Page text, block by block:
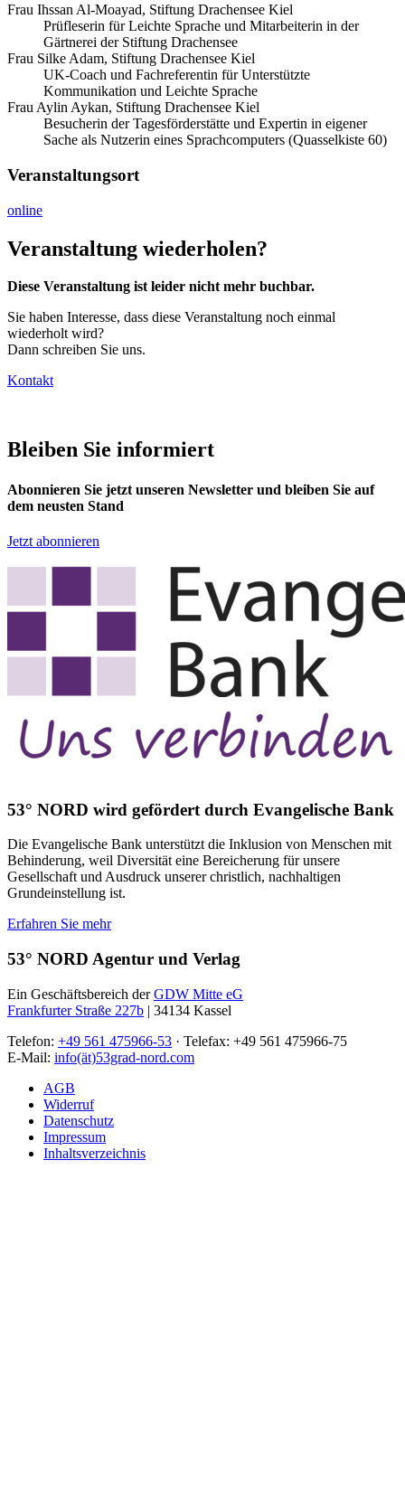
Frau Ihssan Al-Moayad, Stiftung Drachensee Kiel
Prüfleserin für Leichte Sprache und Mitarbeiterin in der
Gärtnerei der Stiftung Drachensee
Frau Silke Adam, Stiftung Drachensee Kiel
UK-Coach und Fachreferentin für Unterstützte
Kommunikation und Leichte Sprache
Frau Aylin Aykan, Stiftung Drachensee Kiel
Besucherin der Tagesförderstätte und Expertin in eigener
Sache als Nutzerin eines Sprachcomputers (Quasselkiste 60)
Veranstaltungsort
online
Veranstaltung wiederholen?
Diese Veranstaltung ist leider nicht mehr buchbar.
Sie haben Interesse, dass diese Veranstaltung noch einmal
wiederholt wird?
Dann schreiben Sie uns.
Kontakt
Bleiben Sie informiert
Abonnieren Sie jetzt unseren Newsletter und bleiben Sie auf
dem neusten Stand
Jetzt abonnieren
53° NORD wird gefördert durch Evangelische Bank
Die Evangelische Bank unterstützt die Inklusion von Menschen mit
Behinderung, weil Diversität eine Bereicherung für unsere
Gesellschaft und Ausdruck unserer christlich, nachhaltigen
Grundeinstellung ist.
Erfahren Sie mehr
53° NORD Agentur und Verlag
Ein Geschäftsbereich derGDW Mitte eG
Frankfurter Straße 227b | 34134 Kassel
Telefon: +49 561 475966-53 · Telefax: +49 561 475966-75
E-Mail: info(ät)53grad-nord.com
AGB
Widerruf
Datenschutz
Impressum
Inhaltsverzeichnis